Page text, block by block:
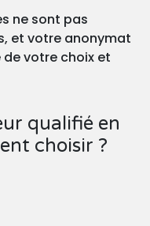
ne sont pas
et votre anonymat
de votre choix et
qualifié en
choisir ?